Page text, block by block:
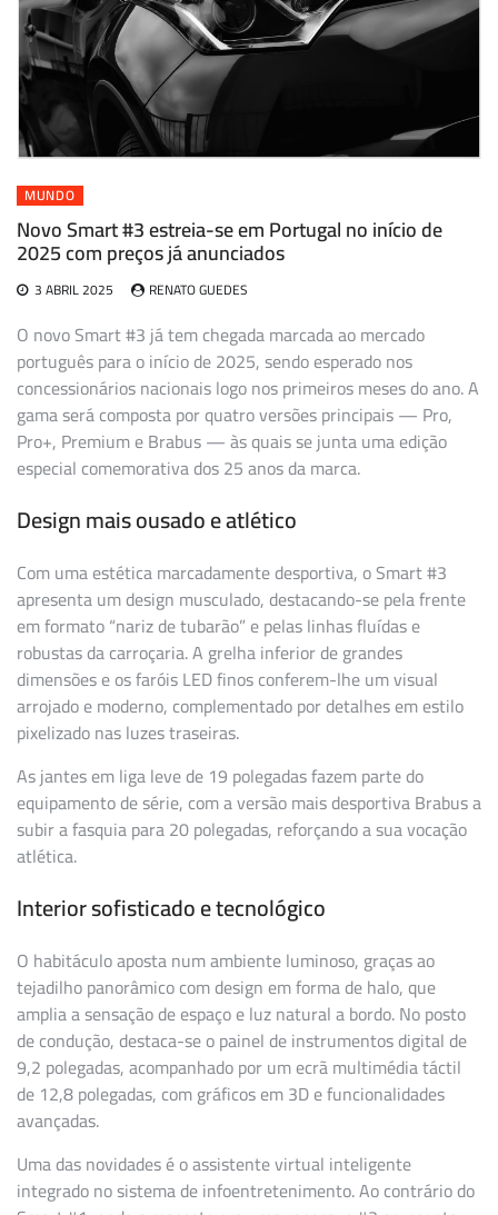
MUNDO
Novo Smart #3 estreia-se em Portugal no início de
2025 com preços já anunciados
3 ABRIL 2025 RENATO GUEDES
O novo Smart #3 já tem chegada marcada ao mercado
português para o início de 2025, sendo esperado nos
concessionários nacionais logo nos primeiros meses do ano. A
gama será composta por quatro versões principais — Pro,
Pro+, Premium e Brabus — às quais se junta uma edição
especial comemorativa dos 25 anos da marca.
Design mais ousado e atlético
Com uma estética marcadamente desportiva, o Smart #3
apresenta um design musculado, destacando-se pela frente
em formato “nariz de tubarão” e pelas linhas fluídas e
robustas da carroçaria. A grelha inferior de grandes
dimensões e os faróis LED finos conferem-lhe um visual
arrojado e moderno, complementado por detalhes em estilo
pixelizado nas luzes traseiras.
As jantes em liga leve de 19 polegadas fazem parte do
equipamento de série, com a versão mais desportiva Brabus a
subir a fasquia para 20 polegadas, reforçando a sua vocação
atlética.
Interior sofisticado e tecnológico
O habitáculo aposta num ambiente luminoso, graças ao
tejadilho panorâmico com design em forma de halo, que
amplia a sensação de espaço e luz natural a bordo. No posto
de condução, destaca-se o painel de instrumentos digital de
9,2 polegadas, acompanhado por um ecrã multimédia táctil
de 12,8 polegadas, com gráficos em 3D e funcionalidades
avançadas.
Uma das novidades é o assistente virtual inteligente
integrado no sistema de infoentretenimento. Ao contrário do